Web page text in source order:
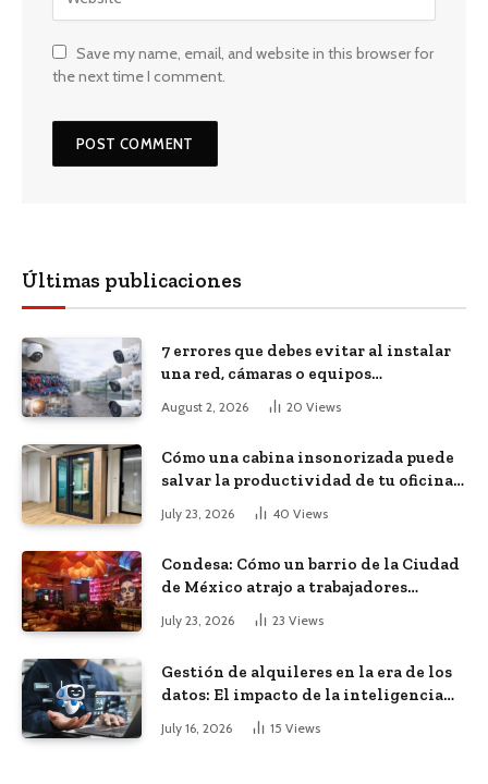
Save my name, email, and website in this browser for
the next time I comment.
Últimas publicaciones
7 errores que debes evitar al instalar
una red, cámaras o equipos
tecnológicos en una empresa
August 2, 2026 20 Views
Cómo una cabina insonorizada puede
salvar la productividad de tu oficina
July 23, 2026 40 Views
Condesa: Cómo un barrio de la Ciudad
de México atrajo a trabajadores
remotos de todo el mundo
July 23, 2026 23 Views
Gestión de alquileres en la era de los
datos: El impacto de la inteligencia
July 16, 2026 15 Views